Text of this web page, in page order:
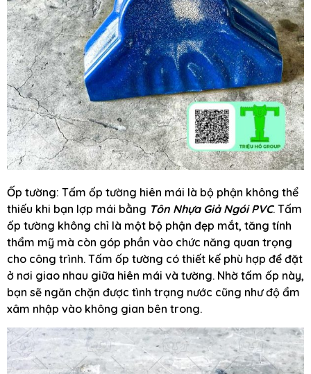
Ốp tường: Tấm ốp tường hiên mái là bộ phận không thể
thiếu khi bạn lợp mái bằng Tôn Nhựa Giả Ngói PVC. Tấm
ốp tường không chỉ là một bộ phận đẹp mắt, tăng tính
thẩm mỹ mà còn góp phần vào chức năng quan trọng
cho công trình. Tấm ốp tường có thiết kế phù hợp để đặt
ở nơi giao nhau giữa hiên mái và tường. Nhờ tấm ốp này,
bạn sẽ ngăn chặn được tình trạng nước cũng như độ ẩm
xâm nhập vào không gian bên trong.